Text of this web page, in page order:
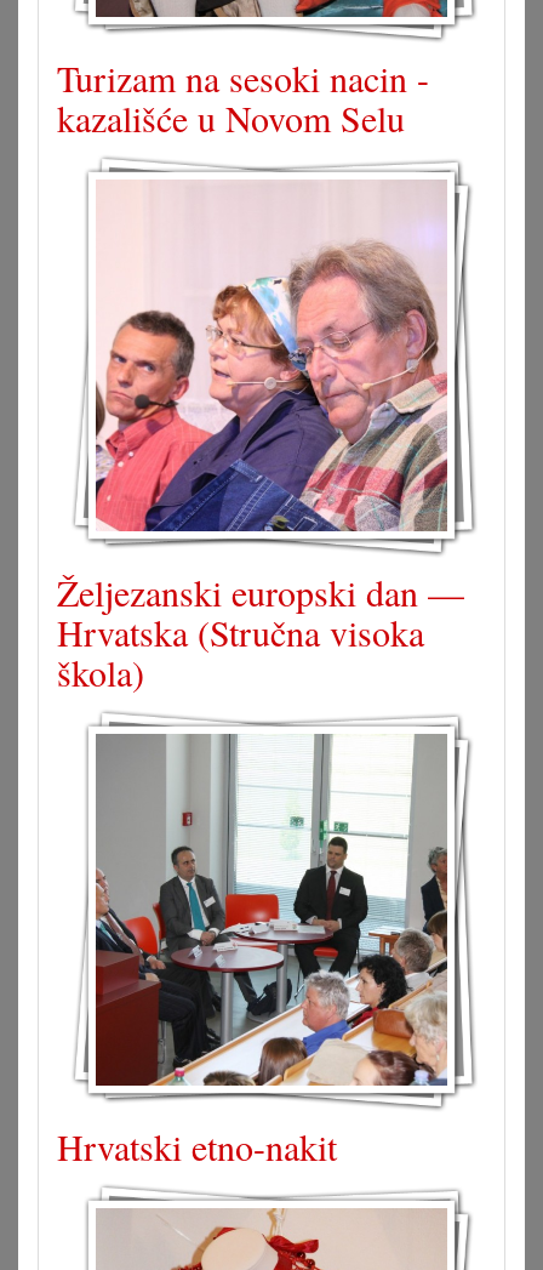
Turizam na sesoki nacin -
kazališće u Novom Selu
Željezanski europski dan —
Hrvatska (Stručna visoka
škola)
Hrvatski etno-nakit